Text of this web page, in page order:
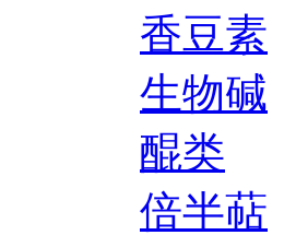
香豆素
生物碱
醌类
倍半萜